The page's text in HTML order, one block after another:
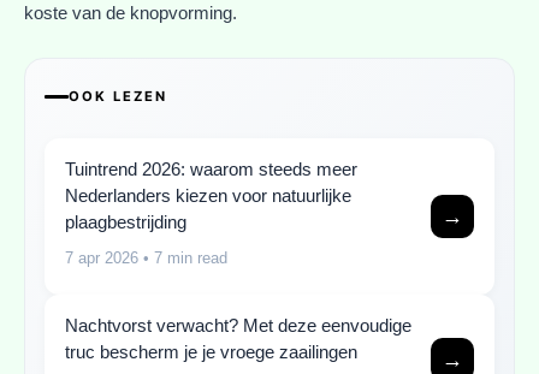
koste van de knopvorming.
OOK LEZEN
Tuintrend 2026: waarom steeds meer
Nederlanders kiezen voor natuurlijke
plaagbestrijding
7 apr 2026 • 7 min read
→
Nachtvorst verwacht? Met deze eenvoudige
truc bescherm je je vroege zaailingen
→